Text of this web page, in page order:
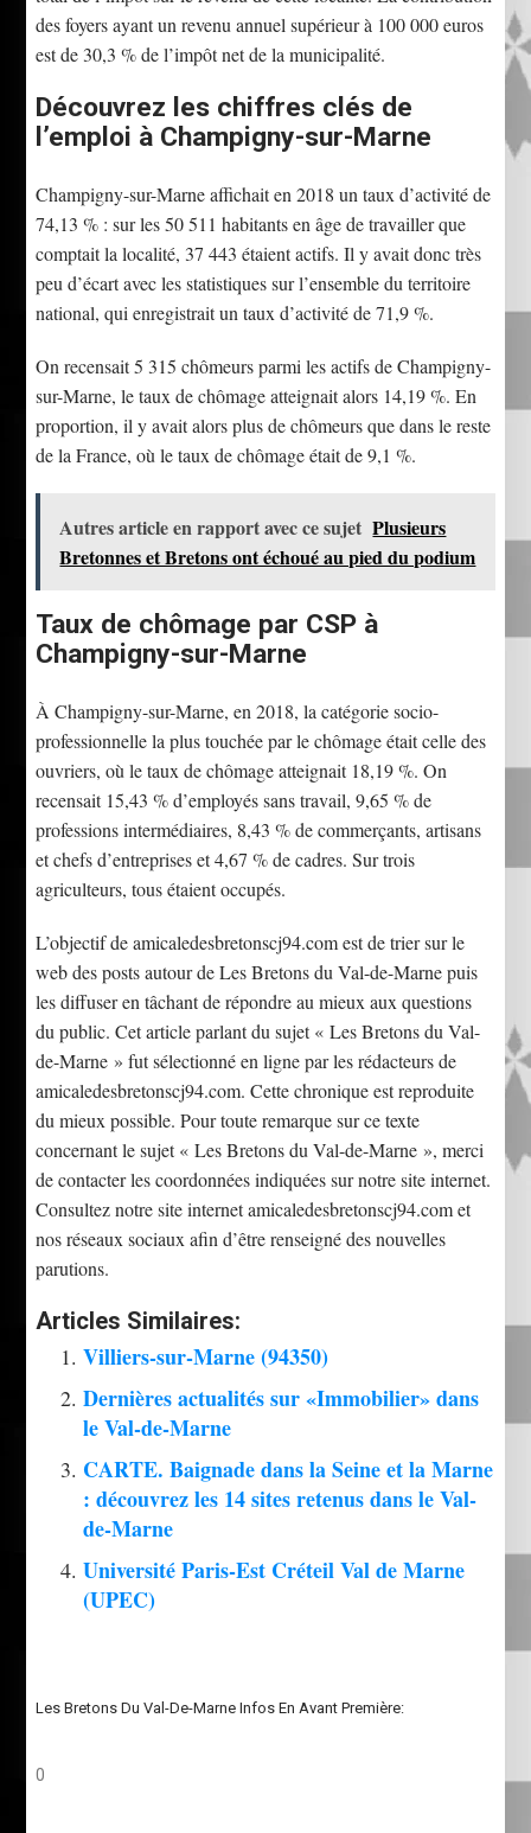
des foyers ayant un revenu annuel supérieur à 100 000 euros
est de 30,3 % de l’impôt net de la municipalité.
Découvrez les chiffres clés de
l’emploi à Champigny-sur-Marne
Champigny-sur-Marne affichait en 2018 un taux d’activité de
74,13 % : sur les 50 511 habitants en âge de travailler que
comptait la localité, 37 443 étaient actifs. Il y avait donc très
peu d’écart avec les statistiques sur l’ensemble du territoire
national, qui enregistrait un taux d’activité de 71,9 %.
On recensait 5 315 chômeurs parmi les actifs de Champigny-
sur-Marne, le taux de chômage atteignait alors 14,19 %. En
proportion, il y avait alors plus de chômeurs que dans le reste
de la France, où le taux de chômage était de 9,1 %.
Autres article en rapport avec ce sujet Plusieurs
Bretonnes et Bretons ont échoué au pied du podium
Taux de chômage par CSP à
Champigny-sur-Marne
À Champigny-sur-Marne, en 2018, la catégorie socio-
professionnelle la plus touchée par le chômage était celle des
ouvriers, où le taux de chômage atteignait 18,19 %. On
recensait 15,43 % d’employés sans travail, 9,65 % de
professions intermédiaires, 8,43 % de commerçants, artisans
et chefs d’entreprises et 4,67 % de cadres. Sur trois
agriculteurs, tous étaient occupés.
L’objectif de amicaledesbretonscj94.com est de trier sur le
web des posts autour de Les Bretons du Val-de-Marne puis
les diffuser en tâchant de répondre au mieux aux questions
du public. Cet article parlant du sujet « Les Bretons du Val-
de-Marne » fut sélectionné en ligne par les rédacteurs de
amicaledesbretonscj94.com. Cette chronique est reproduite
du mieux possible. Pour toute remarque sur ce texte
concernant le sujet « Les Bretons du Val-de-Marne », merci
de contacter les coordonnées indiquées sur notre site internet.
Consultez notre site internet amicaledesbretonscj94.com et
nos réseaux sociaux afin d’être renseigné des nouvelles
parutions.
Articles Similaires:
Villiers-sur-Marne (94350)
Dernières actualités sur «Immobilier» dans
le Val-de-Marne
CARTE. Baignade dans la Seine et la Marne
: découvrez les 14 sites retenus dans le Val-
de-Marne
Université Paris-Est Créteil Val de Marne
(UPEC)
Les Bretons Du Val-De-Marne Infos En Avant Première:
0